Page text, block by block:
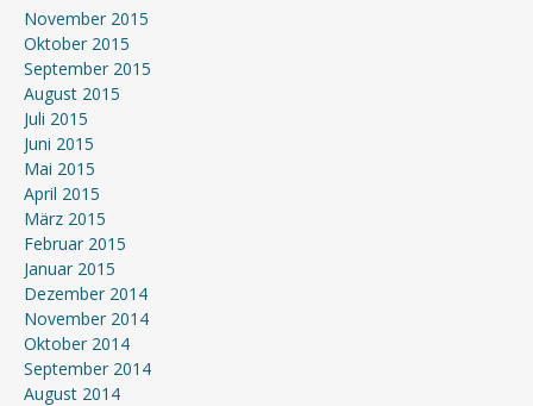
November 2015
Oktober 2015
September 2015
August 2015
Juli 2015
Juni 2015
Mai 2015
April 2015
März 2015
Februar 2015
Januar 2015
Dezember 2014
November 2014
Oktober 2014
September 2014
August 2014